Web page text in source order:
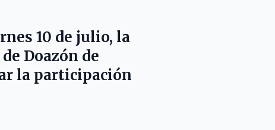
10 de julio, la
Doazón de
la participación